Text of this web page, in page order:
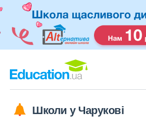
Школи у Чарукові